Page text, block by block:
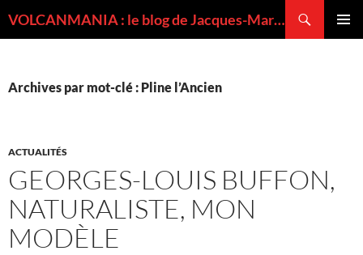
VOLCANMANIA : le blog de Jacques-Marie BARDINTZEFF, volcanologue
Archives par mot-clé : Pline l’Ancien
ACTUALITÉS
GEORGES-LOUIS BUFFON,
NATURALISTE, MON
MODÈLE